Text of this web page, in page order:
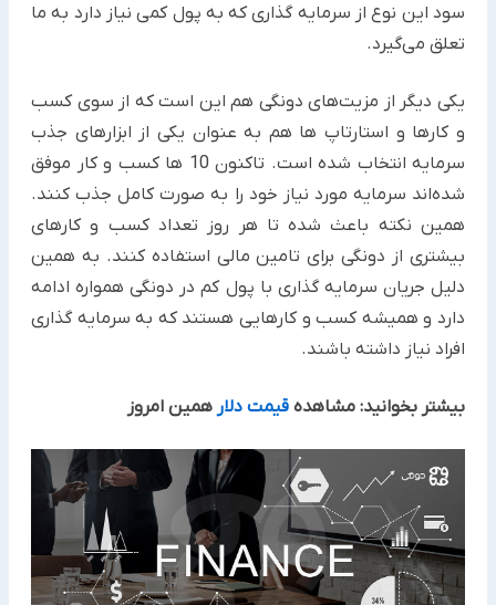
سود این نوع از سرمایه گذاری که به پول کمی نیاز دارد به ما
تعلق می‌گیرد.
یکی دیگر از مزیت‌های دونگی هم این است که از سوی کسب
و کارها و استارتاپ ها هم به عنوان یکی از ابزارهای جذب
سرمایه انتخاب شده است. تاکنون 10 ها کسب و کار موفق
شده‌اند سرمایه مورد نیاز خود را به صورت کامل جذب کنند.
همین نکته باعث شده تا هر روز تعداد کسب و کارهای
بیشتری از دونگی برای تامین مالی استفاده کنند. به همین
دلیل جریان سرمایه گذاری با پول کم در دونگی همواره ادامه
دارد و همیشه کسب و کارهایی هستند که به سرمایه گذاری
افراد نیاز داشته باشند.
بیشتر بخوانید: مشاهده قیمت دلار همین امروز